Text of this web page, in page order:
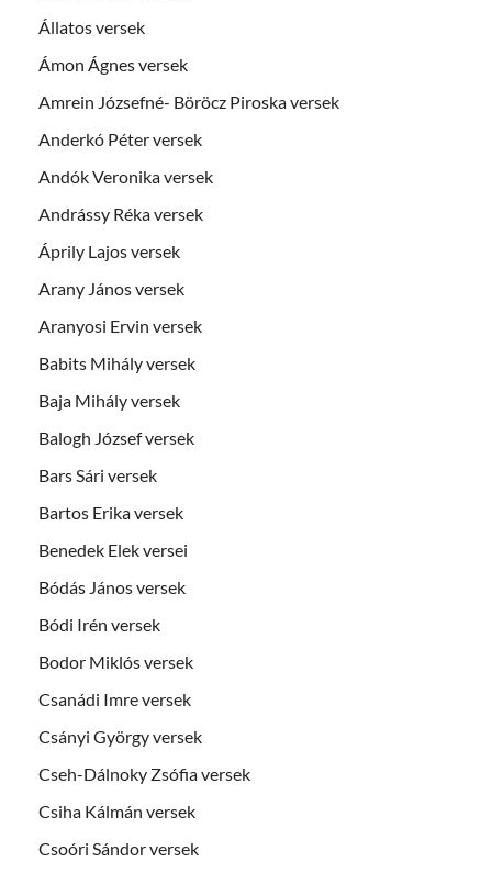
Állatos versek
Ámon Ágnes versek
Amrein Józsefné- Böröcz Piroska versek
Anderkó Péter versek
Andók Veronika versek
Andrássy Réka versek
Áprily Lajos versek
Arany János versek
Aranyosi Ervin versek
Babits Mihály versek
Baja Mihály versek
Balogh József versek
Bars Sári versek
Bartos Erika versek
Benedek Elek versei
Bódás János versek
Bódi Irén versek
Bodor Miklós versek
Csanádi Imre versek
Csányi György versek
Cseh-Dálnoky Zsófia versek
Csiha Kálmán versek
Csoóri Sándor versek